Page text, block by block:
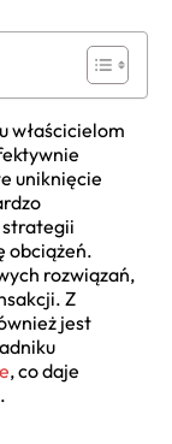
właścicielom
uniknięcie
strategii
obciążeń.
rozwiązań,
Z
jest
, co daje